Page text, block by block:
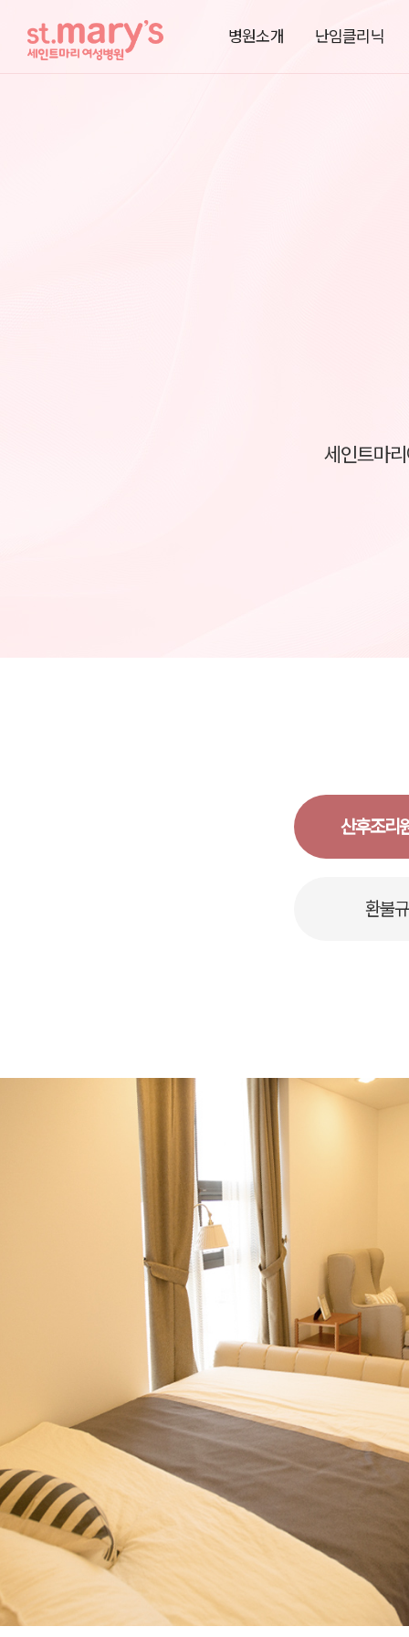
병원소개 난임클리닉
세인트마
산후조리
환불